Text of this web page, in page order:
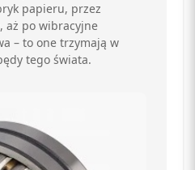
papieru, przez
aż po wibracyjne
– to one trzymają w
tego świata.